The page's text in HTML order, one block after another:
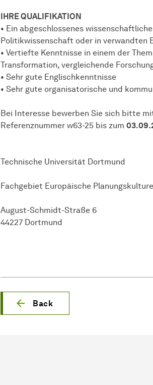
IHRE QUALIFIKATION
• Ein abgeschlossenes
Politikwissenschaft oder in verwandten
• Vertiefte Kenntnisse in einem der
Transformation, vergleichende
• Sehr gute Englischkenntnisse
• Sehr gute organisatorische und
Bei Interesse bewerben Sie sich bitte
Referenznummer w63-25 bis zum
Technische Universität Dortmund
Fachgebiet Europäische
August-Schmidt-Straße 6
44227 Dortmund
Back